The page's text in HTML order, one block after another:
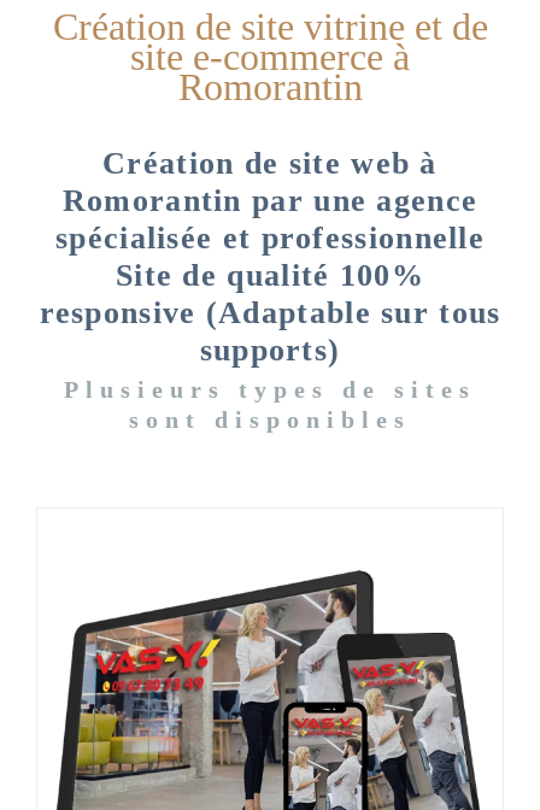
Création de site vitrine et de
site e-commerce à
Romorantin
Création de site web à
Romorantin par une agence
spécialisée et professionnelle
Site de qualité 100%
responsive (Adaptable sur tous
supports)
Plusieurs types de sites
sont disponibles